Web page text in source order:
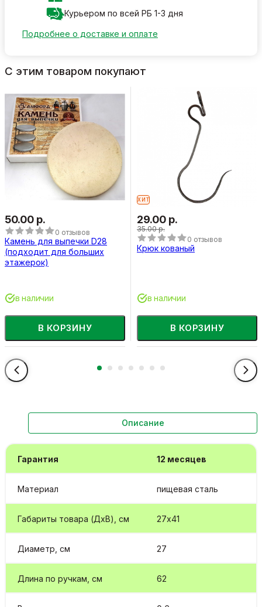
Курьером по всей РБ 1-3 дня
Подробнее о доставке и оплате
С этим товаром покупают
50.00 р.
0 отзывов
Камень для выпечки D28
(подходит для больших
этажерок)
В КОРЗИНУ
в наличии
ХИТ
29.00 р.
35.00 р.
0 отзывов
Крюк кованый
В КОРЗИНУ
в наличии
Описание
Гарантия 12 месяцев
Материал пищевая сталь
Габариты товара (ДхВ), см 27х41
Диаметр, см 27
Длина по ручкам, см 62